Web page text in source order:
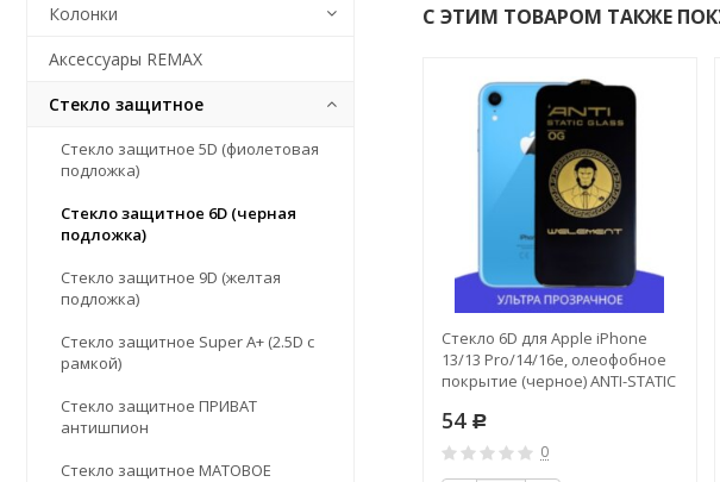
С ЭТИМ ТОВАРОМ ТАКЖЕ
с рамкой
Стекло 6D для Apple iPhone 14
54
Стекло 6D для Apple iPhone
13/13 Pro/14/16e, олеофобное
покрытие (черное) ANTI-STATIC
54 Р
0
Колонки
Аксессуары REMAX
Стекло защитное
Стекло защитное 5D (фиолетовая
подложка)
Стекло защитное 6D (черная
подложка)
Стекло защитное 9D (желтая
подложка)
Стекло защитное Super A+ (2.5D с
рамкой)
Стекло защитное ПРИВАТ
антишпион
Стекло защитное МАТОВОЕ